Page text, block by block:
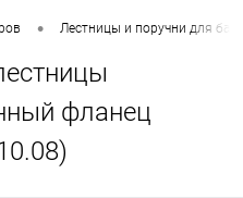
• Лестницы и поручни для
фланец